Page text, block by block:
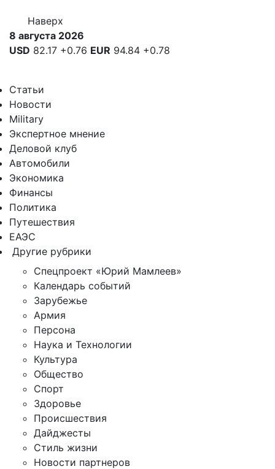
Наверх
8 августа 2026
USD 82.17 +0.76 EUR 94.84 +0.78
Статьи
Новости
Military
Экспертное мнение
Деловой клуб
Автомобили
Экономика
Финансы
Политика
Путешествия
ЕАЭС
Другие рубрики
Спецпроект «Юрий Мамлеев»
Календарь событий
Зарубежье
Армия
Персона
Наука и Технологии
Культура
Общество
Спорт
Здоровье
Происшествия
Дайджесты
Стиль жизни
Новости партнеров